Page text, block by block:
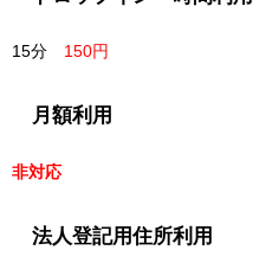
15分 150円
月額利用
非対応
法人登記用住所利用